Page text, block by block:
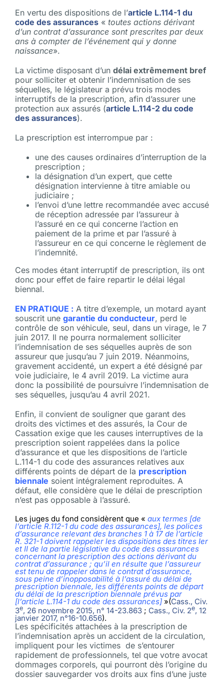
En vertu des dispositions de l’article L.114-1 du
code des assurances « toutes actions dérivant
d’un contrat d’assurance sont prescrites par deux
ans à compter de l’événement qui y donne
naissance».
La victime disposant d’un délai extrêmement bref
pour solliciter et obtenir l’indemnisation de ses
séquelles, le législateur a prévu trois modes
interruptifs de la prescription, afin d’assurer une
protection aux assurés (article L.114-2 du code
des assurances).
La prescription est interrompue par :
une des causes ordinaires d’interruption de la
prescription ;
la désignation d’un expert, que cette
désignation intervienne à titre amiable ou
judiciaire ;
l’envoi d’une lettre recommandée avec accusé
de réception adressée par l’assureur à
l’assuré en ce qui concerne l’action en
paiement de la prime et par l’assuré à
l’assureur en ce qui concerne le règlement de
l’indemnité.
Ces modes étant interruptif de prescription, ils ont
donc pour effet de faire repartir le délai légal
biennal.
EN PRATIQUE : A titre d’exemple, un motard ayant
souscrit une garantie du conducteur, perd le
contrôle de son véhicule, seul, dans un virage, le 7
juin 2017. Il ne pourra normalement solliciter
l’indemnisation de ses séquelles auprès de son
assureur que jusqu’au 7 juin 2019. Néanmoins,
gravement accidenté, un expert a été désigné par
voie judiciaire, le 4 avril 2019. La victime aura
donc la possibilité de poursuivre l’indemnisation de
ses séquelles, jusqu’au 4 avril 2021.
Enfin, il convient de souligner que garant des
droits des victimes et des assurés, la Cour de
Cassation exige que les causes interruptives de la
prescription soient rappelées dans la police
d’assurance et que les dispositions de l’article
L.114-1 du code des assurances relatives aux
différents points de départ de la prescription
biennale soient intégralement reproduites. A
défaut, elle considère que le délai de prescription
n’est pas opposable à l’assuré.
Les juges du fond considèrent que « aux termes [de
l’article R.112-1 du code des assurances], les polices
d’assurance relevant des branches 1 à 17 de l’article
R. 321-1 doivent rappeler les dispositions des titres Ier
et II de la partie législative du code des assurances
concernant la prescription des actions dérivant du
contrat d’assurance ; qu’il en résulte que l’assureur
est tenu de rappeler dans le contrat d’assurance,
sous peine d’inopposabilité à l’assuré du délai de
prescription biennale, les différents points de départ
du délai de la prescription biennale prévus par
[l’article L.114-1 du code des assurances] »(Cass., Civ.
3e, 26 novem­bre 2015, n° 14-23.863 ; Cass., Civ. 2e, 12
janvier 2017, n°16-10.656).
Les spécificités attachées à la prescription de
l’indemnisation après un accident de la circulation,
impliquent pour les victimes de s’entourer
rapidement de professionnels, tel que votre avocat
dommages corporels, qui pourront dès l’origine du
dossier sauvegarder vos droits aux fins d’une juste